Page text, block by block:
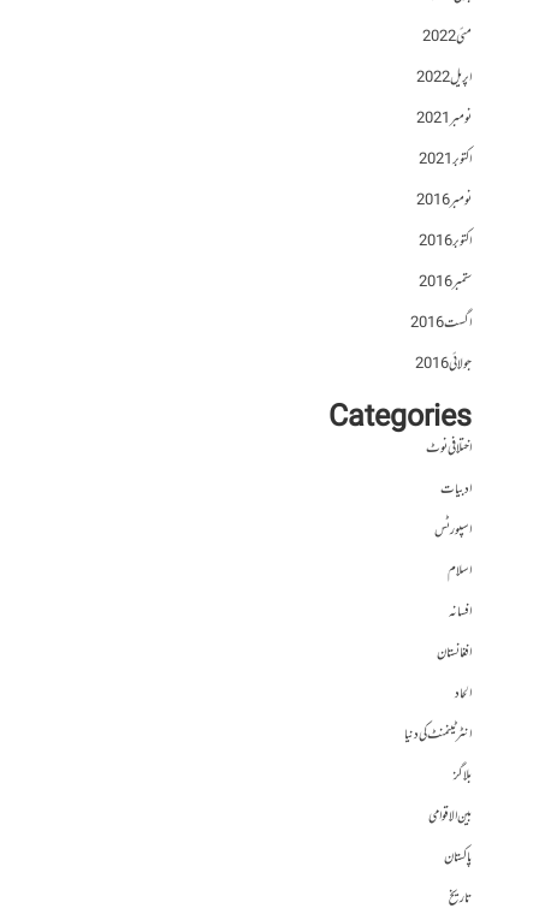
مئی 2022
اپریل 2022
نومبر 2021
اکتوبر 2021
نومبر 2016
اکتوبر 2016
ستمبر 2016
اگست 2016
جولائی 2016
Categories
اختلافی نوٹ
ادبیات
اسپورٹس
اسلام
افسانہ
افغانستان
الحاد
انٹرٹینمنٹ کی دنیا
بلاگز
بین الاقوامی
پاکستان
تاریخ